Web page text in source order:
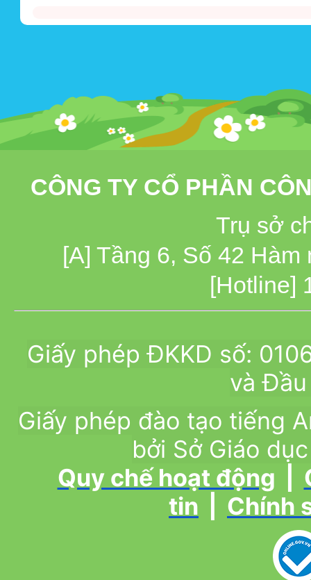
CÔNG TY CỔ PHẦN
Trụ sở
[A] Tầng 6, Số 42
[Hotline]
Giấy phép ĐKKD số:
và
Giấy phép đào tạo tiếng
bởi Sở Giáo
Quy chế hoạt động
tin
Chính